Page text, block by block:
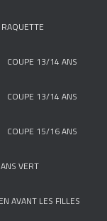
COUPE 13/14 ANS
COUPE 13/14 ANS
COUPE 15/16 ANS
VERT
EN AVANT LES FILLES